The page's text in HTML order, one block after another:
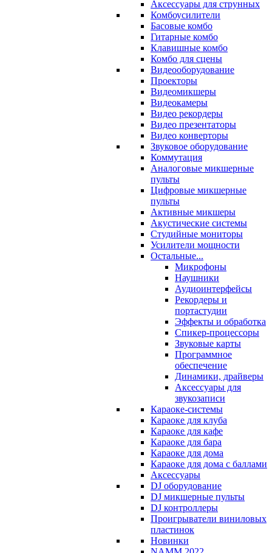
Аксессуары для струнных
Комбоусилители
Басовые комбо
Гитарные комбо
Клавишные комбо
Комбо для сцены
Видеооборудование
Проекторы
Видеомикшеры
Видеокамеры
Видео рекордеры
Видео презентаторы
Видео конверторы
Звуковое оборудование
Коммутация
Аналоговые микшерные
пульты
Цифровые микшерные
пульты
Активные микшеры
Акустические системы
Студийные мониторы
Усилители мощности
Остальные...
Микрофоны
Наушники
Аудиоинтерфейсы
Рекордеры и
портастудии
Эффекты и обработка
Спикер-процессоры
Звуковые карты
Программное
обеспечение
Динамики, драйверы
Аксессуары для
звукозаписи
Караоке-системы
Караоке для клуба
Караоке для кафе
Караоке для бара
Караоке для дома
Караоке для дома с баллами
Аксессуары
DJ оборудование
DJ микшерные пульты
DJ контроллеры
Проигрыватели виниловых
пластинок
Новинки